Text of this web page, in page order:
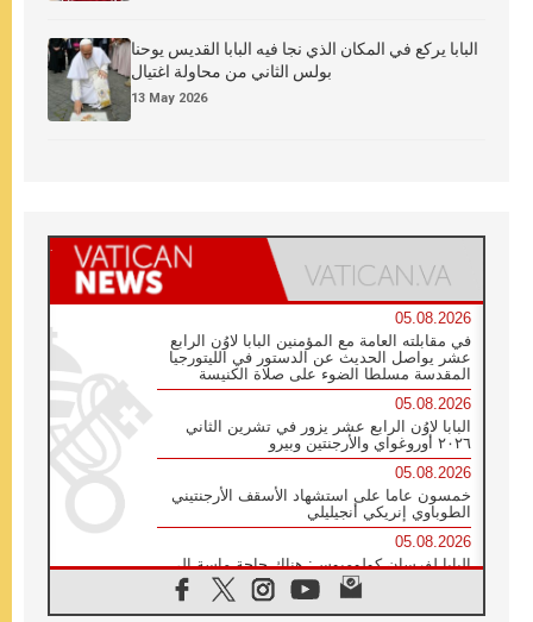
البابا يركع في المكان الذي نجا فيه البابا القديس يوحنا
بولس الثاني من محاولة اغتيال
13 May 2026
05.08.2026
في مقابلته العامة مع المؤمنين البابا لاوُن الرابع
عشر يواصل الحديث عن الدستور في الليتورجيا
المقدسة مسلطا الضوء على صلاة الكنيسة
05.08.2026
البابا لاوُن الرابع عشر يزور في تشرين الثاني
٢٠٢٦ أوروغواي والأرجنتين وبيرو
05.08.2026
خمسون عاما على استشهاد الأسقف الأرجنتيني
الطوباوي إنريكي أنجيليلي
05.08.2026
البابا لفرسان كولومبوس: هناك حاجة ماسة إلى
أنبياء تناغم يسعون إلى بناء الجسور
04.08.2026